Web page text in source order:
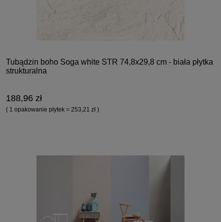
Tubądzin boho Soga white STR 74,8x29,8 cm - biała płytka
strukturalna
188,96 zł
( 1 opakowanie płytek = 253,21 zł )